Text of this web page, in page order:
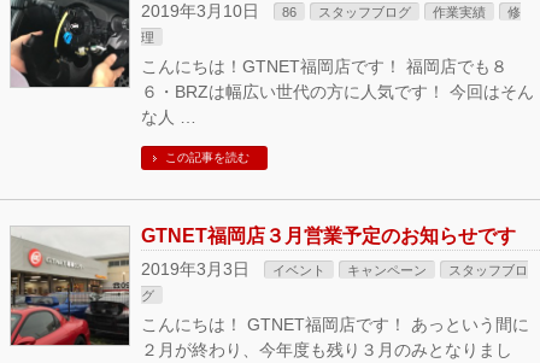
2019年3月10日 86 スタッフブログ 作業実績
修
理
こんにちは！GTNET福岡店です！ 福岡店でも８
６・BRZは幅広い世代の方に人気です！ 今回はそん
な人 …
この記事を読む
GTNET福岡店３月営業予定のお知らせです
2019年3月3日 イベント キャンペーン
スタッフブロ
グ
こんにちは！ GTNET福岡店です！ あっという間に
２月が終わり、今年度も残り３月のみとなりまし